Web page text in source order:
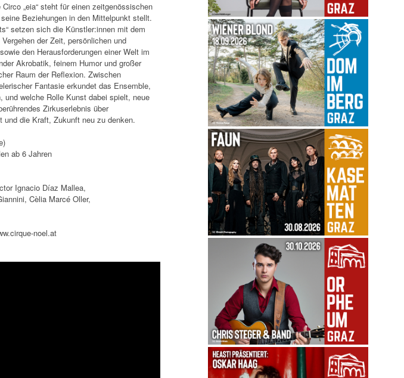
„eia“ steht für einen zeitgenössischen
Beziehungen in den Mittelpunkt stellt.
setzen sich die Künstler:innen mit dem
der Zeit, persönlichen und
den Herausforderungen einer Welt im
Akrobatik, feinem Humor und großer
Raum der Reflexion. Zwischen
Fantasie erkundet das Ensemble,
und welche Rolle Kunst dabei spielt, neue
Zirkuserlebnis über
und die Kraft, Zukunft neu zu denken.
ab 6 Jahren
Ignacio Díaz Mallea,
Cèlia Marcé Oller,
noel.at